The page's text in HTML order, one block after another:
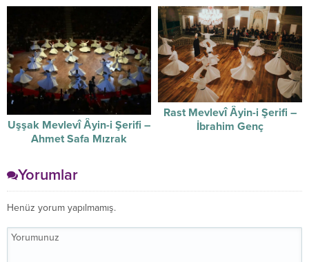
Uşşak Mevlevî Âyin-i Şerifi –
Ahmet Safa Mızrak
Rast Mevlevî Âyin-i Şerifi –
İbrahim Genç
Yorumlar
Henüz yorum yapılmamış.